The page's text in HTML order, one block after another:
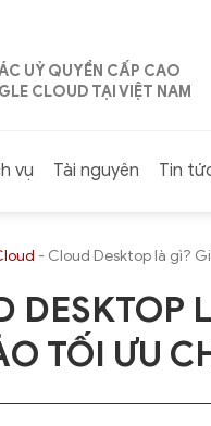
UỶ QUYỀN CẤP CAO
CLOUD TẠI VIỆT NAM
vụ Tài nguyên Tin
- Cloud Desktop là gì?
DESKTOP
TỐI ƯU